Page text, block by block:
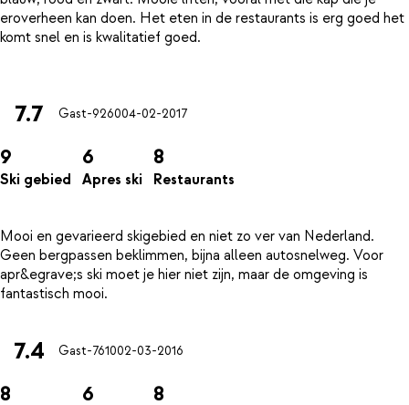
eroverheen kan doen. Het eten in de restaurants is erg goed het
komt snel en is kwalitatief goed.
7.7 Gast-926004-02-2017
9
Ski gebied
6
Apres ski
8
Restaurants
Mooi en gevarieerd skigebied en niet zo ver van Nederland.
Geen bergpassen beklimmen, bijna alleen autosnelweg. Voor
apr&egrave;s ski moet je hier niet zijn, maar de omgeving is
7.4 Gast-761002-03-2016
8 6 8